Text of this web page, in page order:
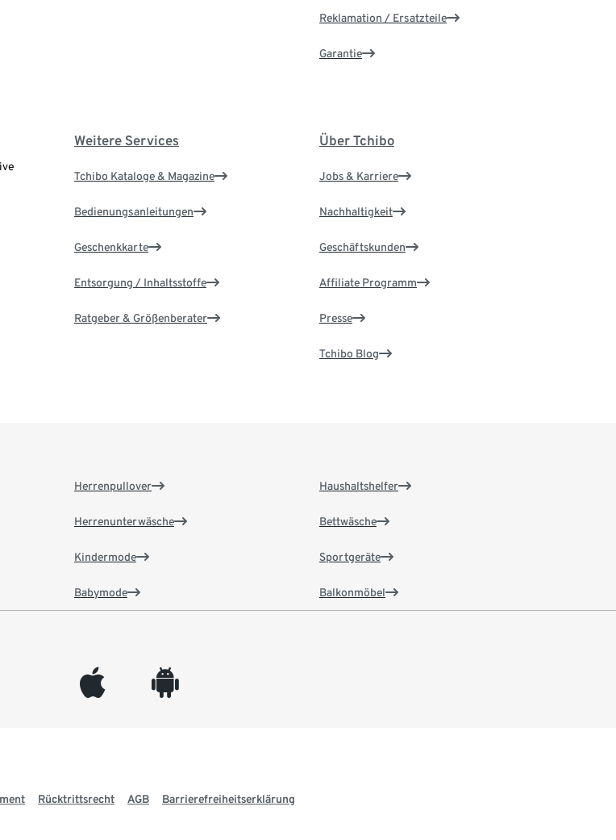
Reklamation / Ersatzteile
Garantie
Weitere Services
Tchibo Kataloge & Magazine
Bedienungsanleitungen
Geschenkkarte
Entsorgung / Inhaltsstoffe
Ratgeber & Größenberater
Über Tchibo
Jobs & Karriere
Nachhaltigkeit
Geschäftskunden
Affiliate Programm
Presse
Tchibo Blog
Herrenpullover
Herrenunterwäsche
Kindermode
Babymode
Haushaltshelfer
Bettwäsche
Sportgeräte
Balkonmöbel
appleinc android
Rücktrittsrecht AGB Barrierefreiheitserklärung